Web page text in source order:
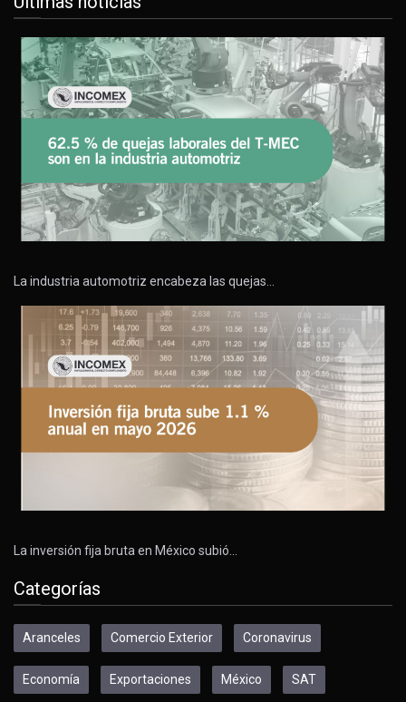
La industria automotriz encabeza las quejas…
La inversión fija bruta en México subió…
Categorías
Aranceles Comercio Exterior Coronavirus
Economía Exportaciones México SAT